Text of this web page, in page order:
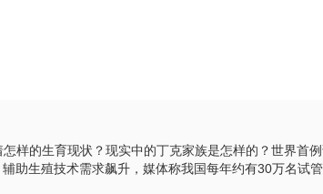
样的生育现状？现实中的丁克家族是怎样的？世界首
助生殖技术需求飙升，媒体称我国每年约有30万名试